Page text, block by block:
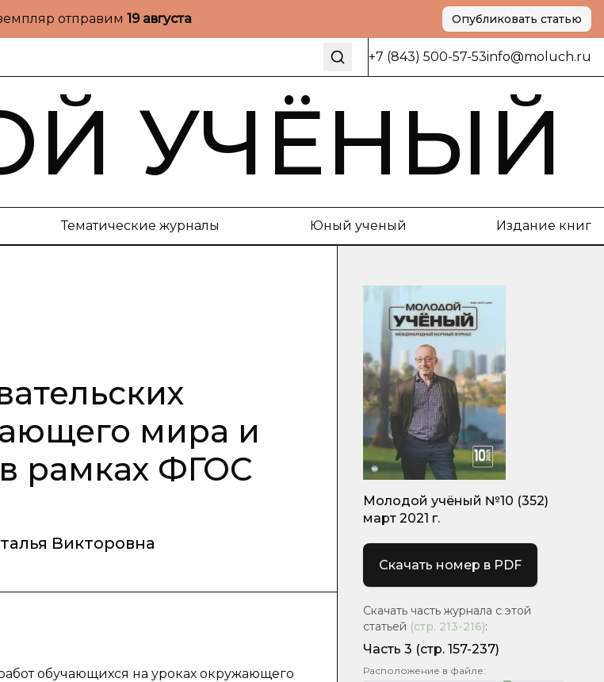
отправим 19 августа Опубликовать статью
+7 (843) 500-57-53info@moluch.ru
УЧЁНЫЙ
Тематические журналы Юный ученый Издание книг
мира и
рамках ФГОС
Викторовна
обучающихся на уроках окружающего
Молодой учёный №10 (352)
март 2021 г.
Скачать номер в PDF
Скачать часть журнала с этой
статьей (стр. 213-216):
Часть 3 (стр. 157-237)
Расположение в файле: